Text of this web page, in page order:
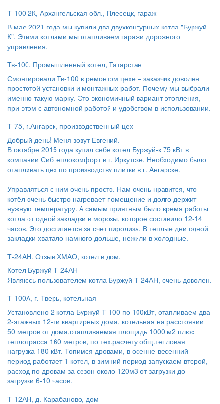
Т-100 2К, Архангельская обл., Плесецк, гараж
В мае 2021 года мы купили два двухконтурных котла "Буржуй-
К". Этими котлами мы отапливаем гаражи дорожного
управления.
Тв-100. Промышленный котел, Татарстан
Смонтировали Тв-100 в ремонтом цехе – заказчик доволен
простотой установки и монтажных работ. Почему мы выбрали
именно такую марку. Это экономичный вариант отопления,
при этом с автономной работой и удобством в использовании.
Т-75, г.Ангарск, производственный цех
Добрый день! Меня зовут Евгений.
В октябре 2015 года купил себе котел Буржуй-к 75 кВт в
компании Сибтеплокомфорт в г. Иркутске. Необходимо было
отапливать цех по производству плитки в г. Ангарске.
Управляться с ним очень просто. Нам очень нравится, что
котёл очень быстро нагревает помещение и долго держит
нужную температуру. А самым приятным было время работы
котла от одной закладки в морозы, которое составило 12-14
часов. Это достигается за счет пиролиза. В теплые дни одной
закладки хватало намного дольше, нежили в холодные.
Т-24АН. Отзыв ХМАО, котел в дом.
Котел Буржуй Т-24АН
Являюсь пользователем котла Буржуй Т-24АН, очень доволен.
Т-100А, г. Тверь, котельная
Установлено 2 котла Буржуй Т-100 по 100кВт, отапливаем два
2-этажных 12-ти квартирных дома, котельная на расстоянии
50 метров от дома,отапливаемая площадь 1000 м2 плюс
теплотрасса 160 метров, по тех.расчету общ.тепловая
нагрузка 180 кВт. Топимся дровами, в осенне-весенний
период работает 1 котел, в зимний период запускаем второй,
расход по дровам за сезон около 120м3 от загрузки до
загрузки 6-10 часов.
Т-12АН, д. Карабаново, дом